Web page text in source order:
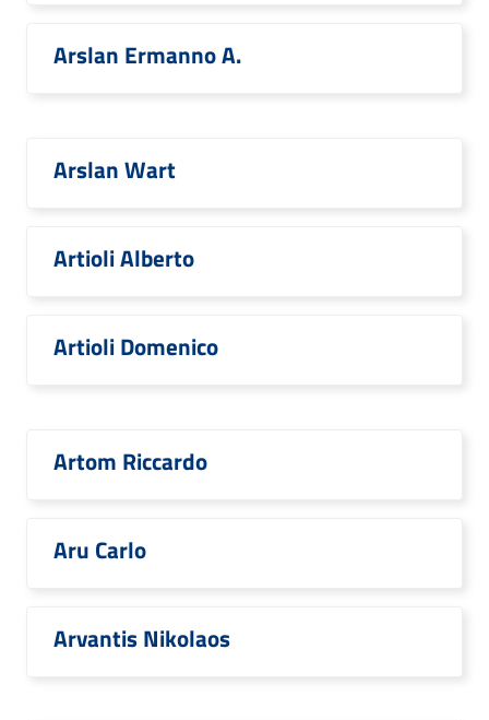
Arslan Ermanno A.
Arslan Wart
Artioli Alberto
Artioli Domenico
Artom Riccardo
Aru Carlo
Arvantis Nikolaos